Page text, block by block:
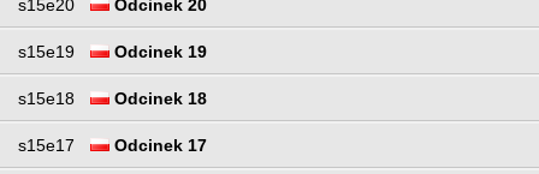
s15e20 Odcinek 20
s15e19 Odcinek 19
s15e18 Odcinek 18
s15e17 Odcinek 17